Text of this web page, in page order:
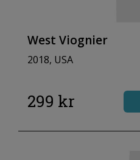
West Viognier
2018, USA
299 kr